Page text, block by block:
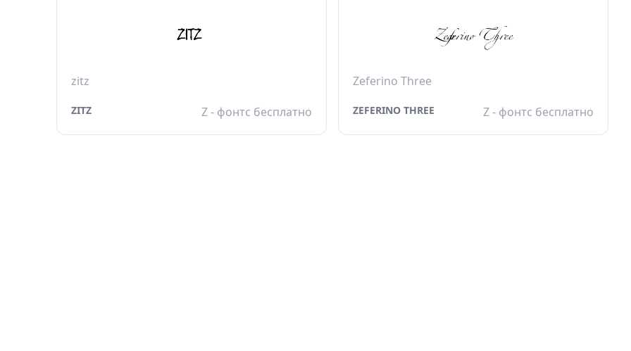
zitz
ZITZ Z - фонтс бесплатно
Zeferino Three
ZEFERINO THREE Z - фонтс бесплатно